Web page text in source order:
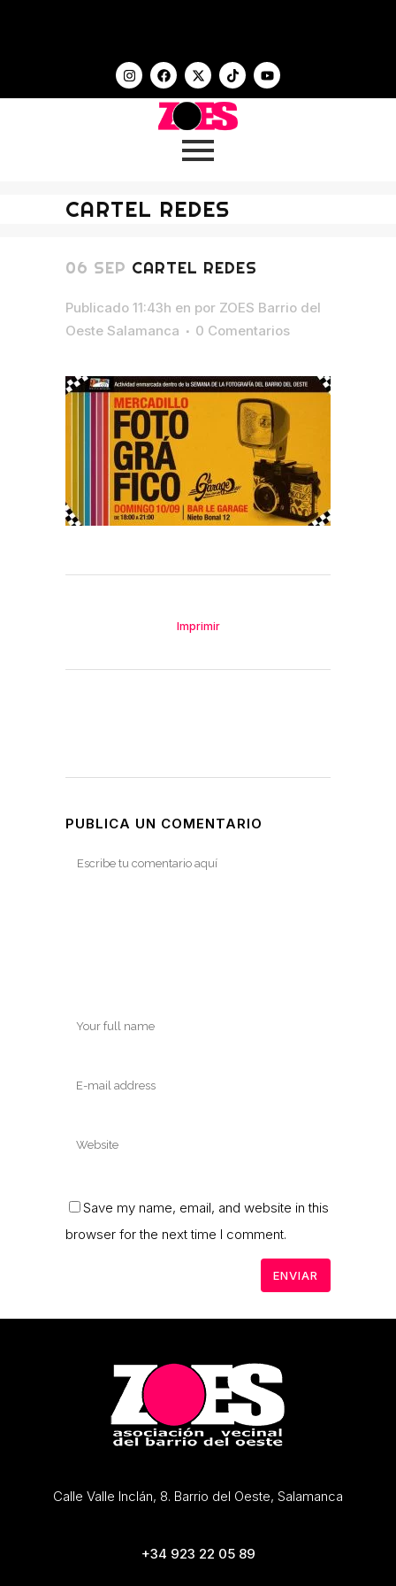
CARTEL REDES
06 SEP CARTEL REDES
Publicado 11:43h en por ZOES Barrio del
Oeste Salamanca
0 Comentarios
Imprimir
PUBLICA UN COMENTARIO
Save my name, email, and website in this
browser for the next time I comment.
Calle Valle Inclán, 8. Barrio del Oeste, Salamanca
+34 923 22 05 89